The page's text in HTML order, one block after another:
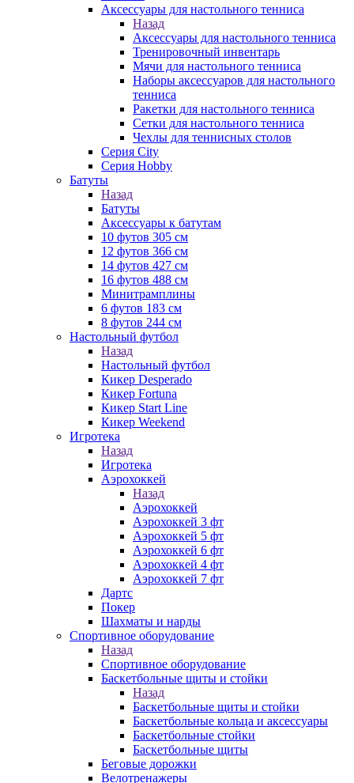
Аксессуары для настольного тенниса
Назад
Аксессуары для настольного тенниса
Тренировочный инвентарь
Мячи для настольного тенниса
Наборы аксессуаров для настольного
тенниса
Ракетки для настольного тенниса
Сетки для настольного тенниса
Чехлы для теннисных столов
Серия City
Серия Hobby
Батуты
Назад
Батуты
Аксессуары к батутам
10 футов 305 см
12 футов 366 см
14 футов 427 см
16 футов 488 см
Минитрамплины
6 футов 183 см
8 футов 244 см
Настольный футбол
Назад
Настольный футбол
Кикер Desperado
Кикер Fortuna
Кикер Start Line
Кикер Weekend
Игротека
Назад
Игротека
Аэрохоккей
Назад
Аэрохоккей
Аэрохоккей 3 фт
Аэрохоккей 5 фт
Аэрохоккей 6 фт
Аэрохоккей 4 фт
Аэрохоккей 7 фт
Дартс
Покер
Шахматы и нарды
Спортивное оборудование
Назад
Спортивное оборудование
Баскетбольные щиты и стойки
Назад
Баскетбольные щиты и стойки
Баскетбольные кольца и аксессуары
Баскетбольные стойки
Баскетбольные щиты
Беговые дорожки
Велотренажеры